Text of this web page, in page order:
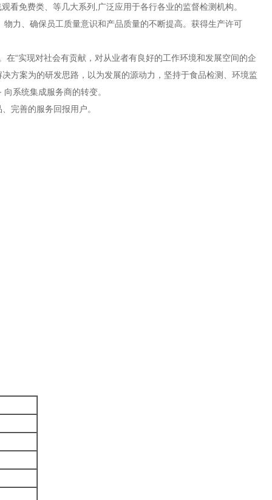
线观看免费类、等几大系列,广泛应用于各行各业的监督检测机构。
、确保员工质量意识和产品质量的不断提高。获得生产许可
“实现对社会有贡献，对从业者有良好的工作环境和发展空间的企
为的研发思路，以为发展的源动力，坚持于食品检测、环境监
系统集成服务商的转变。
完善的服务回报用户。